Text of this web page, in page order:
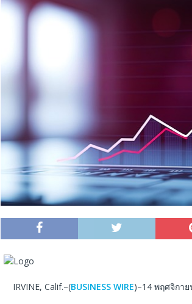
IRVINE, Calif.–(BUSINESS WIRE)–14 พฤศจิกา